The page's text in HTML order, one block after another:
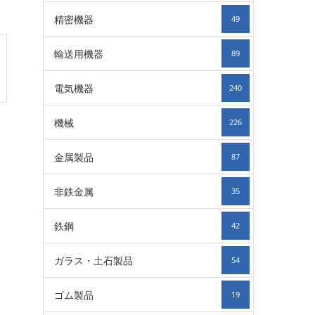
精密機器 49
輸送用機器 89
電気機器 240
機械 226
金属製品 87
非鉄金属 35
鉄鋼 42
ガラス・土石製品 54
ゴム製品 19